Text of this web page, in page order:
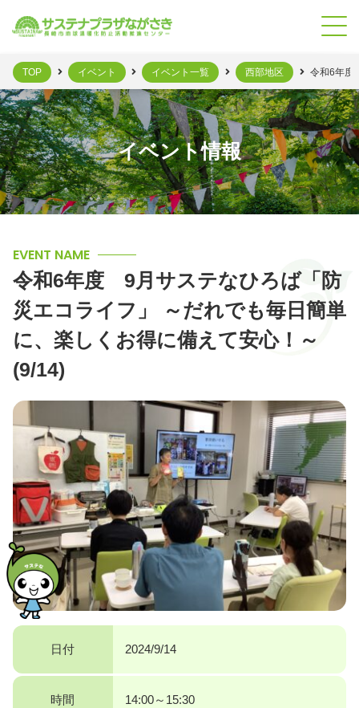
イベント情報
TOP イベント イベント一覧 西部地区 令和6年度
EVENT NAME
令和6年度 9月サステなひろば「防
災エコライフ」 ～だれでも毎日簡単
に、楽しくお得に備えて安心！～
(9/14)
日付 2024/9/14
時間 14:00～15:30